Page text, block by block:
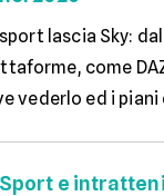
lascia Sky:
come
vederlo ed i
Sport e